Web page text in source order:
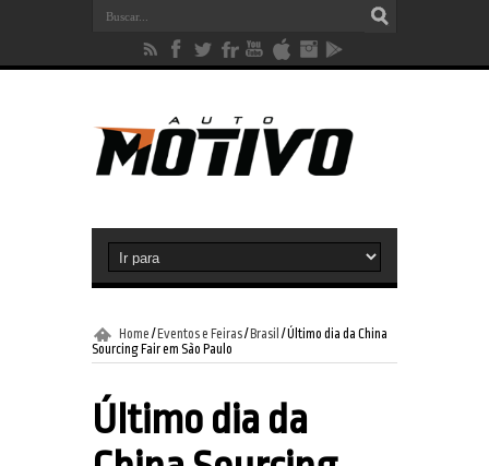
Home / Eventos e Feiras/ Brasil /Último dia da China
Sourcing Fair em São Paulo
Último dia da